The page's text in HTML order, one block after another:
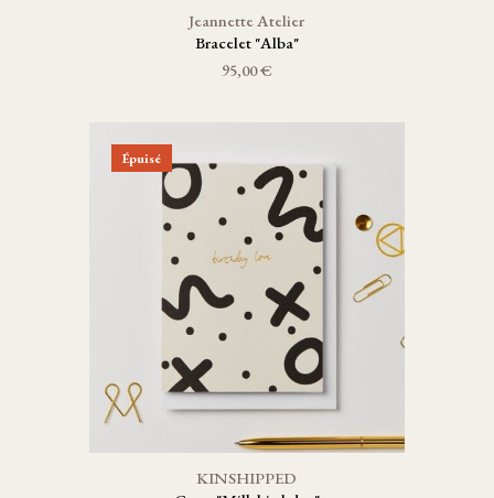
Jeannette Atelier
Bracelet "Alba"
95,00 €
Épuisé
KINSHIPPED